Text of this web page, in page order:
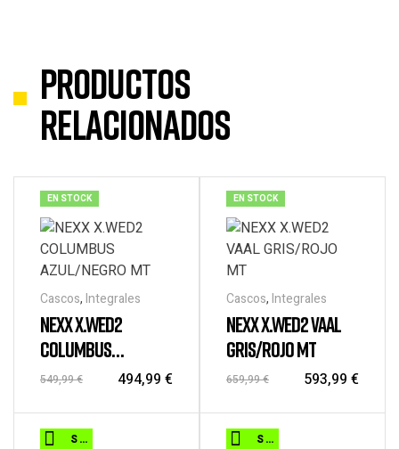
Productos
relacionados
EN STOCK
Cascos, Integrales
NEXX X.WED2
COLUMBUS
AZUL/NEGRO MT
549,99€ 494,99 €
SELECCIONAR OPCIONES
Este
EN STOCK
Cascos, Integrales
NEXX X.WED2 VAAL
GRIS/ROJO MT
659,99€ 593,99 €
SELECCIONAR OPCIONES
Este